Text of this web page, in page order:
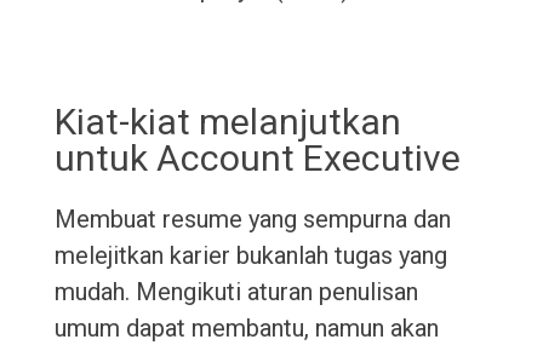
Kiat-kiat melanjutkan
untuk Account Executive
Membuat resume yang sempurna dan
melejitkan karier bukanlah tugas yang
mudah. Mengikuti aturan penulisan
umum dapat membantu, namun akan